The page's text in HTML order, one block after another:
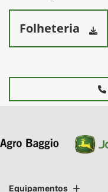
Folheteria
Equipamentos